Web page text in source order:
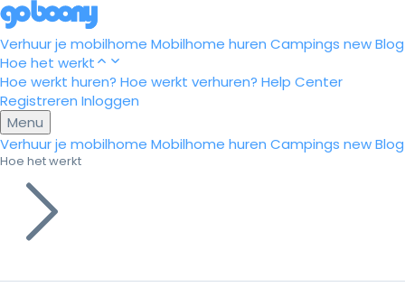
Verhuur je mobilhome Mobilhome huren Campings newBlog
Hoe het werkt
Hoe werkt huren? Hoe werkt verhuren? Help Center
Registreren Inloggen
Menu
Verhuur je mobilhome Mobilhome huren Campings newBlog
Hoe het werkt